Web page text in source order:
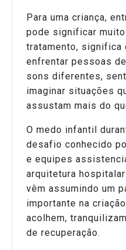
Para uma criança,
pode significar
tratamento, significa
enfrentar pessoas
sons diferentes,
imaginar situações
assustam mais do
O medo infantil
desafio conhecido
e equipes
arquitetura
vêm assumindo um
importante na
acolhem,
de recuperação.